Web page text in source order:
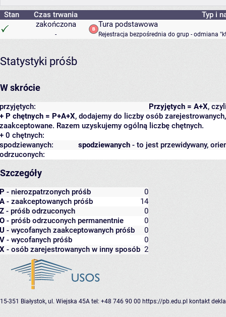
Stan Czas trwania
Typ i
zakończona
-
Tura podstawowa
Rejestracja bezpośrednia do grup - odmiana
Statystyki próśb
W skrócie
Przyjętych = A+X,
przyjętych:
+ P chętnych = P+A+X, dodajemy do liczby osób
zaakceptowane. Razem uzyskujemy ogólną liczbę chętnych.
+ 0 chętnych:
spodziewanych - to jest przewidywany,
spodziewanych:
odrzuconych:
Szczegóły
P - nierozpatrzonych próśb
0
A - zaakceptowanych próśb
14
Z - próśb odrzuconych
0
O - próśb odrzuconych permanentnie
0
U - wycofanych zaakceptowanych próśb
0
V - wycofanych próśb
0
X - osób zarejestrowanych w inny sposób 2
15-351 Białystok, ul. Wiejska 45A tel: +48 746 90 00 https://pb.edu.pl kontakt